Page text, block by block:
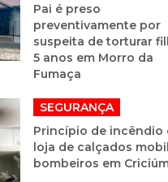
Pai é preso
preventivamente por
suspeita de torturar
5 anos em Morro da
Fumaça
SEGURANÇA
Princípio de incêndio
loja de calçados
bombeiros em